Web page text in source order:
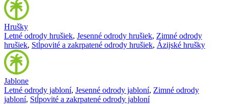
Hrušky
Letné odrody hrušiek, Jesenné odrody hrušiek, Zimné odrody
hrušiek, Stĺpovité a zakrpatené odrody hrušiek, Ázijské hrušky
Jablone
Letné odrody jabloní, Jesenné odrody jabloní, Zimné odrody
jabloní, Stĺpovité a zakrpatené odrody jabloní